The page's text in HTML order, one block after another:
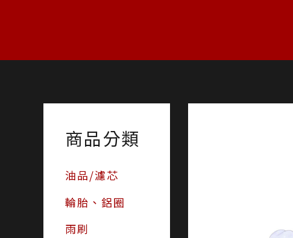
商品分類
油品/濾芯
輪胎、鋁圈
雨刷